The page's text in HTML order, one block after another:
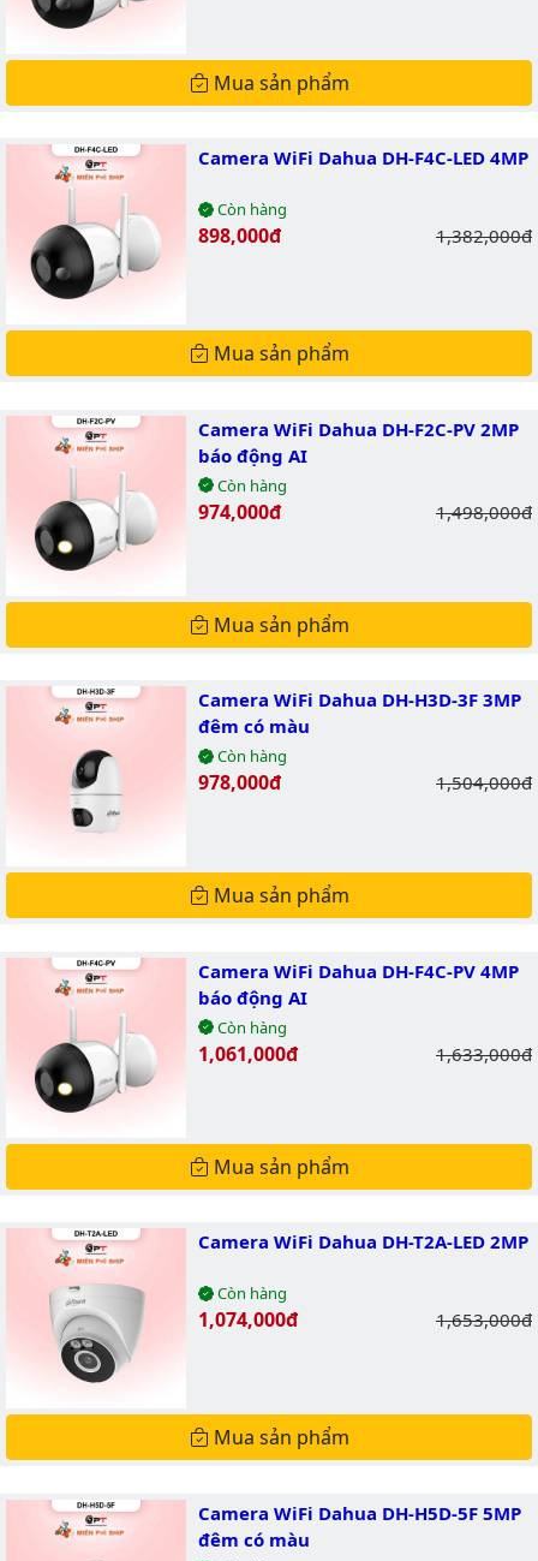
Mua sản phẩm
Camera WiFi Dahua DH-F4C-LED 4MP
Còn hàng
Giá bán:
898,000đ Giá gốc:
1,382,000đ
Mua sản phẩm
Camera WiFi Dahua DH-F2C-PV 2MP
báo động AI
Còn hàng
Giá bán:
974,000đ Giá gốc:
1,498,000đ
Mua sản phẩm
Camera WiFi Dahua DH-H3D-3F 3MP
đêm có màu
Còn hàng
Giá bán:
978,000đ Giá gốc:
1,504,000đ
Mua sản phẩm
Camera WiFi Dahua DH-F4C-PV 4MP
báo động AI
Còn hàng
Giá bán:
1,061,000đ Giá gốc:
1,633,000đ
Mua sản phẩm
Camera WiFi Dahua DH-T2A-LED 2MP
Còn hàng
Giá bán:
1,074,000đ Giá gốc:
1,653,000đ
Mua sản phẩm
Camera WiFi Dahua DH-H5D-5F 5MP
đêm có màu